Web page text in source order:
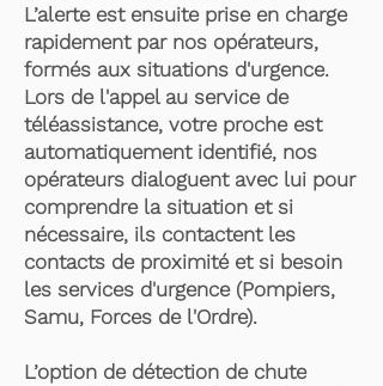
L’alerte est ensuite prise en charge
rapidement par nos opérateurs,
formés aux situations d'urgence.
Lors de l'appel au service de
téléassistance, votre proche est
automatiquement identifié, nos
opérateurs dialoguent avec lui pour
comprendre la situation et si
nécessaire, ils contactent les
contacts de proximité et si besoin
les services d'urgence (Pompiers,
Samu, Forces de l'Ordre).
L’option de détection de chute